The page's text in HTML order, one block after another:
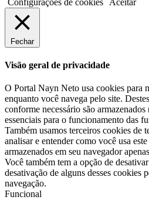
Fechar
Visão geral de privacidade
O Portal Nayn Neto usa cookies para
enquanto você navega pelo site.
conforme necessário são
essenciais para o funcionamento das
Também usamos terceiros cookies de
analisar e entender como você usa
armazenados em seu navegador
Você também tem a opção de
desativação de alguns desses cookies
navegação.
Funcional